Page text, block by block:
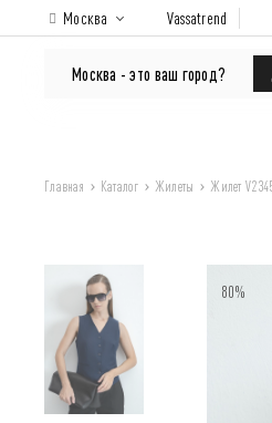
Москва
Москва - это ваш город?
Vassatrend
КАТАЛОГ Покупателям
Главная Каталог Жилеты Жилет
80%